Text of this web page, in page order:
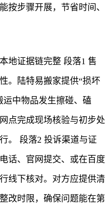
按步骤开展，节省时间、
地证据链完整 段落1 售
。陆特易搬家提供“损坏
运中物品发生擦碰、磕
点完成现场核验与初步处
。 段落2 投诉渠道与证
话、官网提交、或在百度
线下核对。对方应提供清
改时限，确保问题能在第